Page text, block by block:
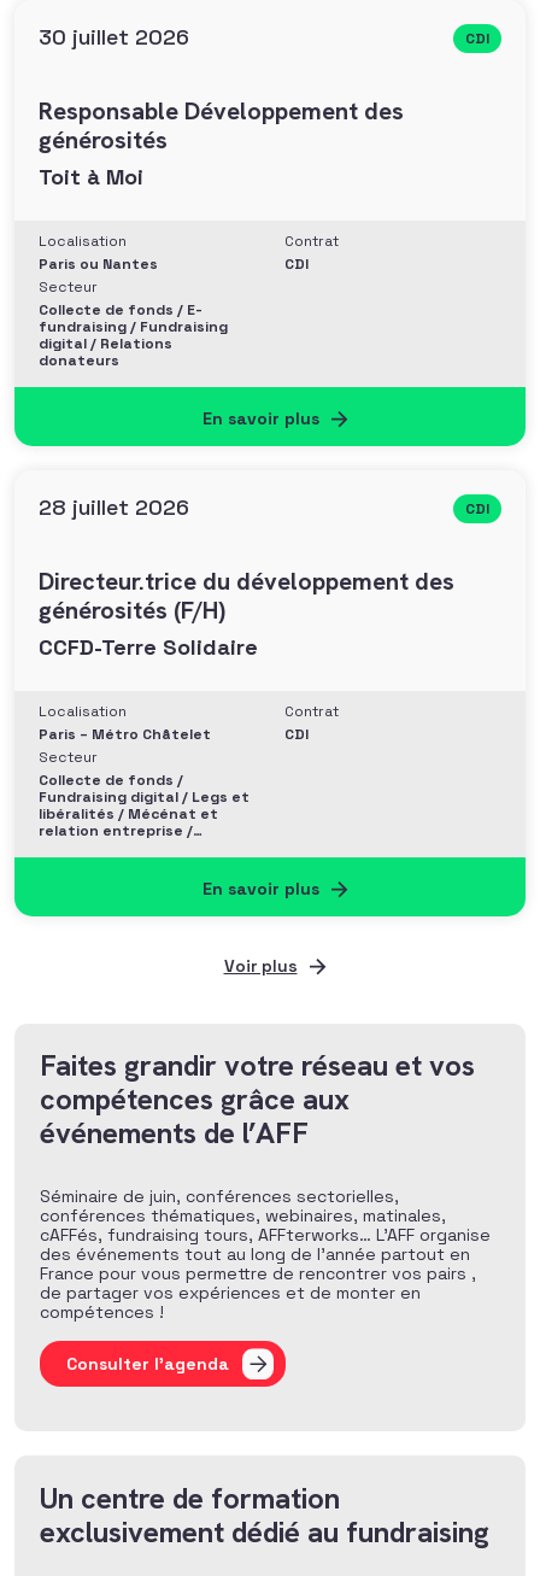
30 juillet 2026 CDI
Responsable Développement des
générosités
Toit à Moi
Localisation
Paris ou Nantes
Secteur
Collecte de fonds / E-
fundraising / Fundraising
digital / Relations
donateurs
Contrat
CDI
En savoir plus
28 juillet 2026 CDI
Directeur.trice du développement des
générosités (F/H)
CCFD-Terre Solidaire
Localisation
Paris – Métro Châtelet
Secteur
Collecte de fonds /
Fundraising digital / Legs et
libéralités / Mécénat et
relation entreprise /
Contrat
CDI
En savoir plus
Voir plus
Faites grandir votre réseau et vos
compétences grâce aux
événements de l’AFF
Séminaire de juin, conférences sectorielles,
conférences thématiques, webinaires, matinales,
cAFFés, fundraising tours, AFFterworks… L’AFF organise
des événements tout au long de l’année partout en
France pour vous permettre de rencontrer vos pairs ,
de partager vos expériences et de monter en
compétences !
Consulter l'agenda
Un centre de formation
exclusivement dédié au fundraising